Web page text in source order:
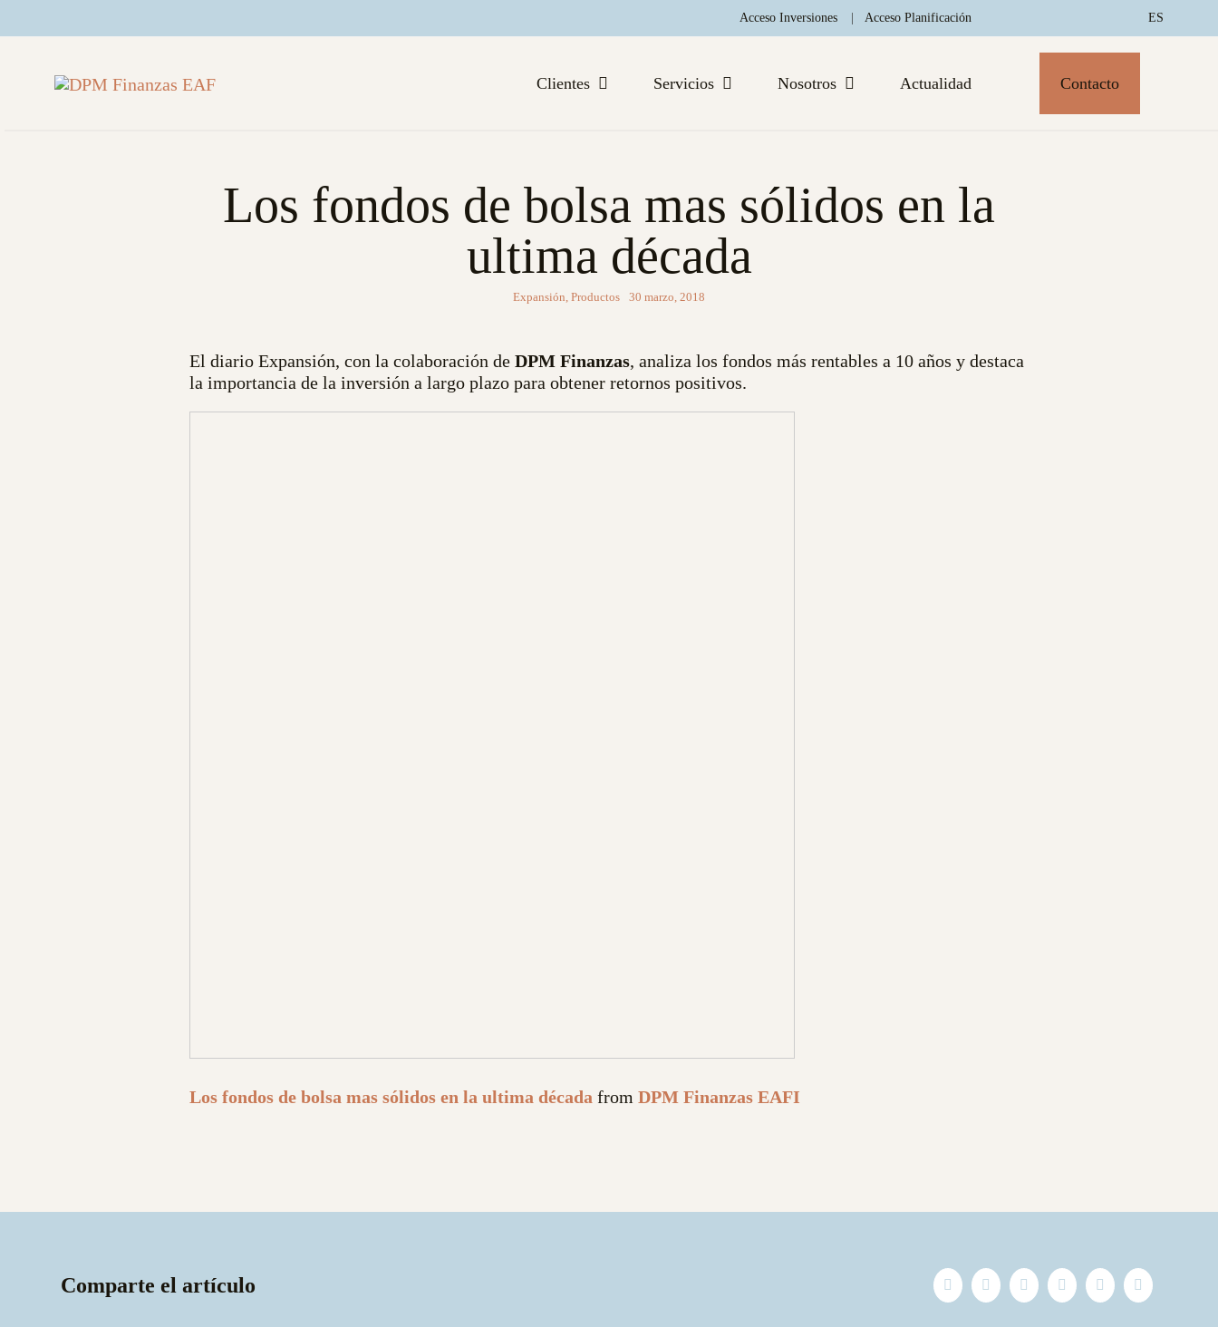
al
Acceso Inversiones Acceso Planificación ES
Clientes Servicios Nosotros Actualidad Contacto
Los fondos de bolsa mas sólidos en la
ultima década
Expansión, Productos 30 marzo, 2018
El diario Expansión, con la colaboración deDPM Finanzas, analiza los fondos más rentables a 10 años y destaca
la importancia de la inversión a largo plazo para obtener retornos positivos.
Los fondos de bolsa mas sólidos en la ultima década fromDPM Finanzas EAFI
Comparte el artículo